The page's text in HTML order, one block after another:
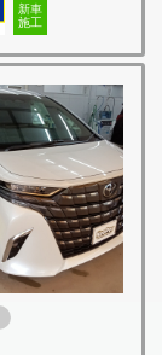
新車
施工